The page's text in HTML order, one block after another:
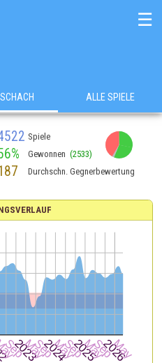
☰
ALLE SPIELE
Spiele
Gewonnen (2533)
Durchschn. Gegnerbewertung